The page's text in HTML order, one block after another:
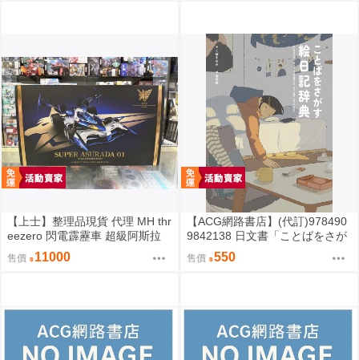
【上士】整理品現貨 代理 MH thr
eezero 閃電霹靂車 超級阿斯拉
完全變形 無壓克力盒 請詳閱內文
售價 11000
【ACG網路書店】(代訂)978490
9842138 日文書「ことばをさが
す絵日記辞典」YUEISHA DICTI
ONARY
售價 550